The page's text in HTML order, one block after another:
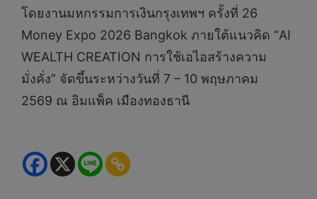
โดยงานมหกรรมการเงินกรุงเทพฯ ครั้งที่ 26
Money Expo 2026 Bangkok ภายใต้แนวคิด “AI
WEALTH CREATION การใช้เอไอสร้างความ
มั่งคั่ง” จัดขึ้นระหว่างวันที่ 7 – 10 พฤษภาคม
2569 ณ อิมแพ็ค เมืองทองธานี